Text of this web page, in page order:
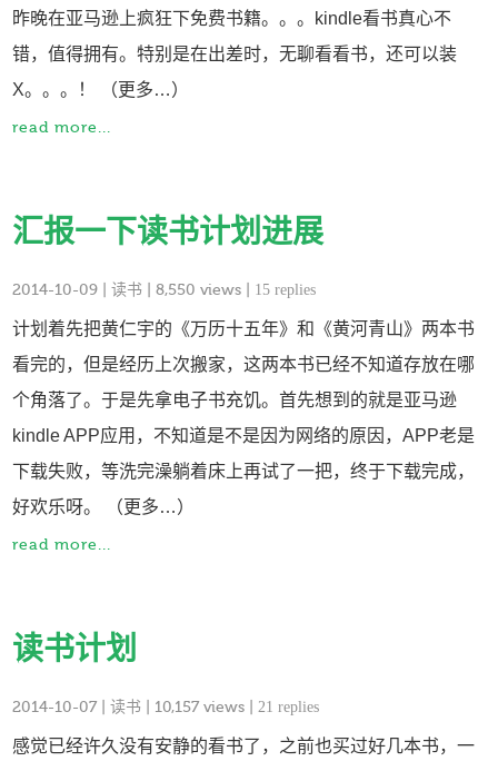
昨晚在亚马逊上疯狂下免费书籍。。。kindle看书真心不
错，值得拥有。特别是在出差时，无聊看看书，还可以装
X。。。！ （更多…）
read more...
汇报一下读书计划进展
2014-10-09 |读书 | 8,550 views | 15 replies
计划着先把黄仁宇的《万历十五年》和《黄河青山》两本书
看完的，但是经历上次搬家，这两本书已经不知道存放在哪
个角落了。于是先拿电子书充饥。首先想到的就是亚马逊
kindle APP应用，不知道是不是因为网络的原因，APP老是
下载失败，等洗完澡躺着床上再试了一把，终于下载完成，
好欢乐呀。 （更多…）
read more...
读书计划
2014-10-07 |读书 | 10,157 views |21 replies
感觉已经许久没有安静的看书了，之前也买过好几本书，一